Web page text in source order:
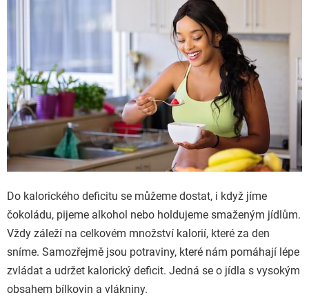
Do kalorického deficitu se můžeme dostat, i když jíme
čokoládu, pijeme alkohol nebo holdujeme smaženým jídlům.
Vždy záleží na celkovém množství kalorií, které za den
sníme. Samozřejmě jsou potraviny, které nám pomáhají lépe
zvládat a udržet kalorický deficit. Jedná se o jídla s vysokým
obsahem bílkovin a vlákniny.